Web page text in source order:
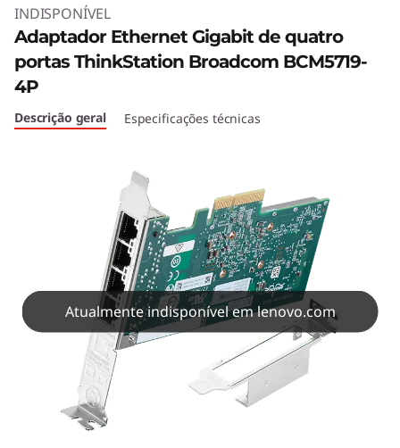
INDISPONÍVEL
Adaptador Ethernet Gigabit de quatro
portas ThinkStation Broadcom BCM5719-
4P
Descrição geral Especificações técnicas
Atualmente indisponível em lenovo.com